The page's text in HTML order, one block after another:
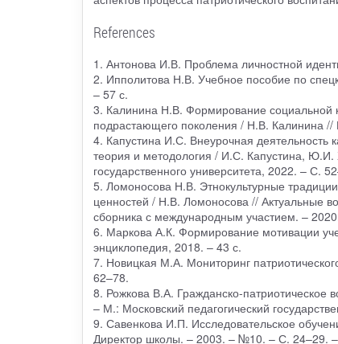
References
1. Антонова И.В. Проблема личностной
2. Ипполитова Н.В. Учебное пособие по
– 57 с.
3. Калинина Н.В. Формирование социальной
подрастающего поколения / Н.В. Калинина
4. Капустина И.С. Внеурочная деятельность
теория и методология / И.С. Капустина, Ю.И.
государственного университета, 2022. – С.
5. Ломоносова Н.В. Этнокультурные
ценностей / Н.В. Ломоносова // Актуальные
сборника с международным участием. –
6. Маркова А.К. Формирование мотивации
энциклопедия, 2018. – 43 с.
7. Новицкая М.А. Мониторинг
62–78.
8. Рожкова В.А. Гражданско-патриотическое
– М.: Московский педагогический
9. Савенкова И.П. Исследовательское
Директор школы. – 2003. – №10. – С. 24–29.